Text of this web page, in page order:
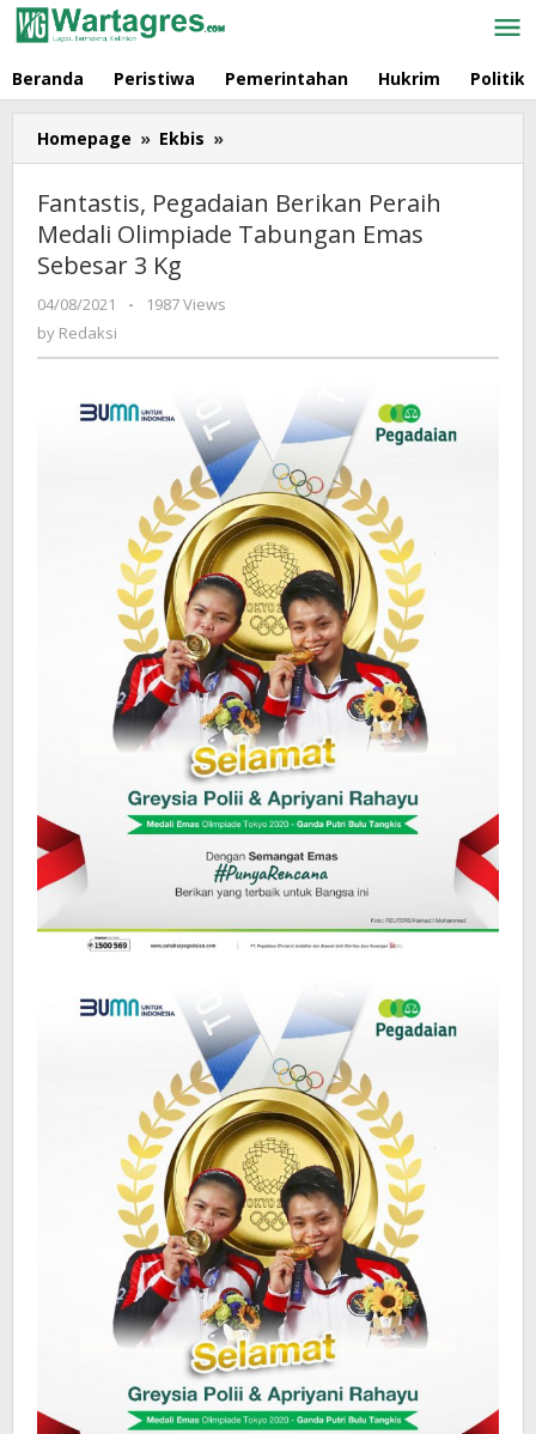
Skip
to
Beranda Peristiwa Pemerintahan Hukrim Politik
Homepage » Ekbis »
Pegadaian
Peraih
Medali
3
Fantastis, Pegadaian Berikan Peraih
Medali Olimpiade Tabungan Emas
Sebesar 3 Kg
04/08/2021
by
-
1987 Views
by Redaksi